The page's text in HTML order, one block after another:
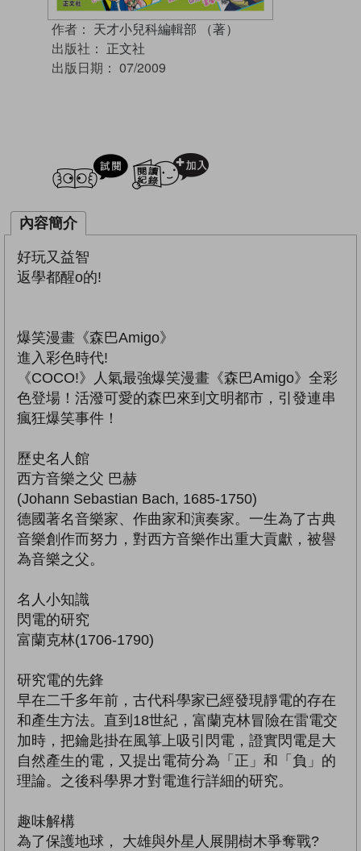
作者： 天才小兒科編輯部 （著）
出版社： 正文社
出版日期： 07/2009
試閲
內容簡介
好玩又益智
返學都醒o的!
爆笑漫畫《森巴Amigo》
進入彩色時代!
《COCO!》人氣最強爆笑漫畫《森巴Amigo》全彩
色登場！活潑可愛的森巴來到文明都市，引發連串
瘋狂爆笑事件！
歷史名人館
西方音樂之父 巴赫
(Johann Sebastian Bach, 1685-1750)
德國著名音樂家、作曲家和演奏家。一生為了古典
音樂創作而努力，對西方音樂作出重大貢獻，被譽
為音樂之父。
名人小知識
閃電的研究
富蘭克林(1706-1790)
研究電的先鋒
早在二千多年前，古代科學家已經發現靜電的存在
和產生方法。直到18世紀，富蘭克林冒險在雷電交
加時，把鑰匙掛在風箏上吸引閃電，證實閃電是大
自然產生的電，又提出電荷分為「正」和「負」的
理論。之後科學界才對電進行詳細的研究。
趣味解構
為了保護地球， 大雄與外星人展開樹木爭奪戰?